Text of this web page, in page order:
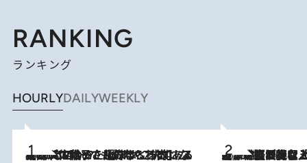
RANKING
ランキング
HOURLYDAILYWEEKLY
2026.8.5
【阿川佐和子さんの年とる力】なぜ70代で始めた趣味は“こんなに楽しい”のか？ ピアノ、俳句…スランプに陥っても続けられる“ある秘訣”とは 2026.8.5
【なぜ吉沢亮は「気配を消せる」のか？】興行収入208億の『国宝』を経て挑むミュージカル『ディア・エヴァン・ハンセン』。トップ俳優が舞台上でさらけ出した“孤独”とは